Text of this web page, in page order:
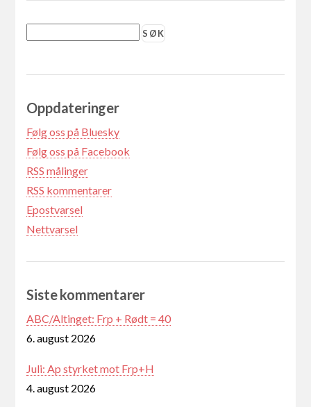
Oppdateringer
Følg oss på Bluesky
Følg oss på Facebook
RSS målinger
RSS kommentarer
Epostvarsel
Nettvarsel
Siste kommentarer
ABC/Altinget: Frp + Rødt = 40
6. august 2026
Juli: Ap styrket mot Frp+H
4. august 2026